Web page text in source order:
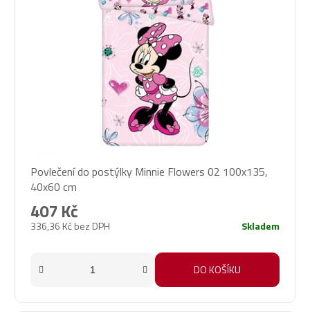
Povlečení do postýlky Minnie Flowers 02 100x135,
40x60 cm
336,36 Kč bez DPH
407 Kč
Skladem
DO KOŠÍKU